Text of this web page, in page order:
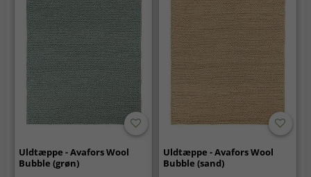
Uldtæppe - Avafors Wool
Bubble (grøn)
Uldtæppe - Avafors Wool
Bubble (sand)